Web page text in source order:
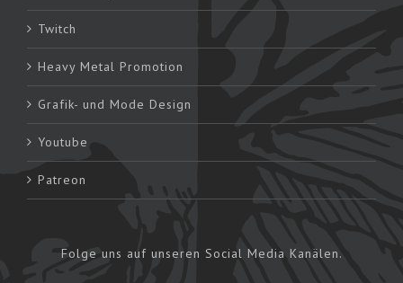
Twitch
Heavy Metal Promotion
Grafik- und Mode Design
Youtube
Patreon
Folge uns auf unseren Social Media Kanälen.